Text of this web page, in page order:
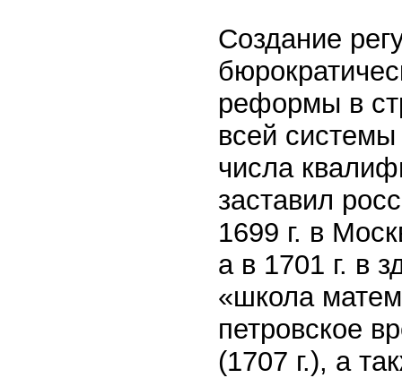
Создание
реформы в
всей системы
числа
заставил
1699 г. в
а в 1701 г. в
«школа
петровское
(1707 г.), а